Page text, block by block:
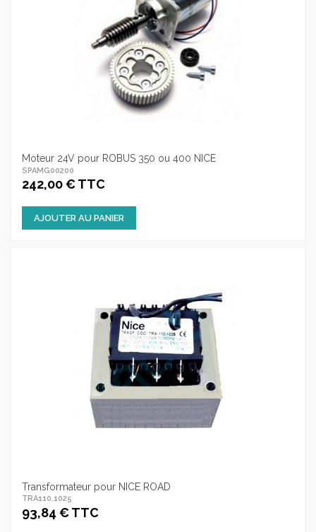
Moteur 24V pour ROBUS 350 ou 400 NICE
SPAMG00200
242,00 € TTC
AJOUTER AU PANIER
Transformateur pour NICE ROAD
TRA110.1025
93,84 € TTC